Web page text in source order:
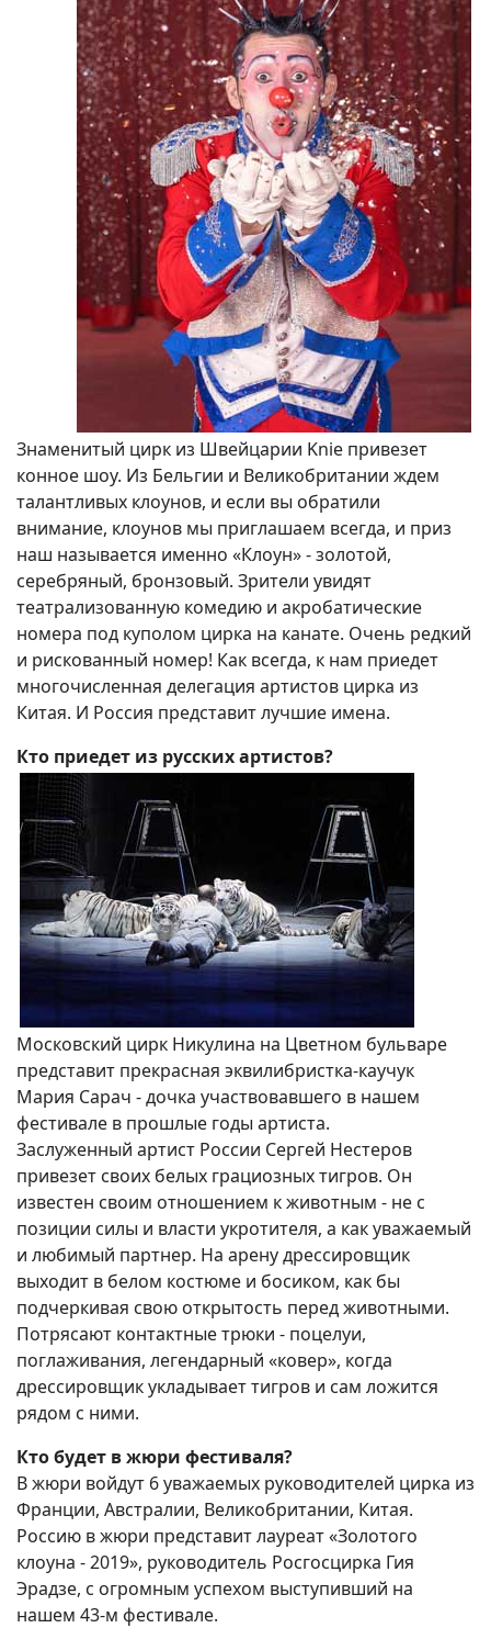
Знаменитый цирк из Швейцарии Knie привезет
конное шоу. Из Бельгии и Великобритании ждем
талантливых клоунов, и если вы обратили
внимание, клоунов мы приглашаем всегда, и приз
наш называется именно «Клоун» - золотой,
серебряный, бронзовый. Зрители увидят
театрализованную комедию и акробатические
номера под куполом цирка на канате. Очень редкий
и рискованный номер! Как всегда, к нам приедет
многочисленная делегация артистов цирка из
Китая. И Россия представит лучшие имена.
Кто приедет из русских артистов?
Московский цирк Никулина на Цветном бульваре
представит прекрасная эквилибристка-каучук
Мария Сарач - дочка участвовавшего в нашем
фестивале в прошлые годы артиста.
Заслуженный артист России Сергей Нестеров
привезет своих белых грациозных тигров. Он
известен своим отношением к животным - не с
позиции силы и власти укротителя, а как уважаемый
и любимый партнер. На арену дрессировщик
выходит в белом костюме и босиком, как бы
подчеркивая свою открытость перед животными.
Потрясают контактные трюки - поцелуи,
поглаживания, легендарный «ковер», когда
дрессировщик укладывает тигров и сам ложится
рядом с ними.
Кто будет в жюри фестиваля?
В жюри войдут 6 уважаемых руководителей цирка из
Франции, Австралии, Великобритании, Китая.
Россию в жюри представит лауреат «Золотого
клоуна - 2019», руководитель Росгосцирка Гия
Эрадзе, с огромным успехом выступивший на
нашем 43-м фестивале.